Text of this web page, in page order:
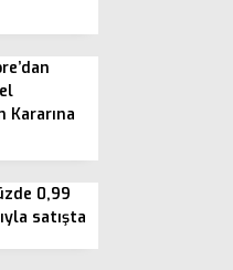
Kararına
0,99
satışta